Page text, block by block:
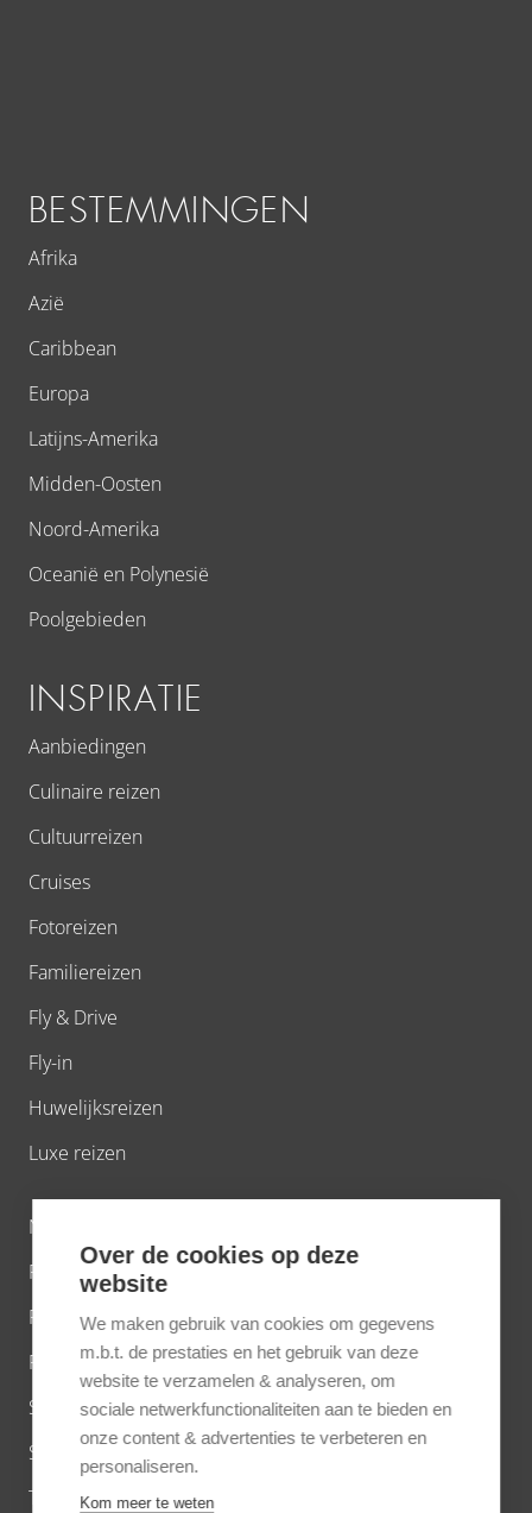
BESTEMMINGEN
Afrika
Azië
Caribbean
Europa
Latijns-Amerika
Midden-Oosten
Noord-Amerika
Oceanië en Polynesië
Poolgebieden
INSPIRATIE
Aanbiedingen
Culinaire reizen
Cultuurreizen
Cruises
Fotoreizen
Familiereizen
Fly & Drive
Fly-in
Huwelijksreizen
Luxe reizen
Natuurreizen
Private Jet
Privé villa’s
Riviercruises wereldwijd
Short breaks
Strand
Treinreizen
Over de cookies op deze
website
We maken gebruik van cookies om gegevens
m.b.t. de prestaties en het gebruik van deze
website te verzamelen & analyseren, om
sociale netwerkfunctionaliteiten aan te bieden en
onze content & advertenties te verbeteren en
personaliseren.
Kom meer te weten